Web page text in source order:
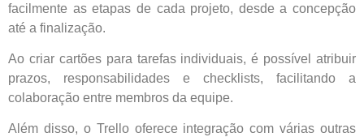
facilmente as etapas de cada projeto, desde a concepção
até a finalização.
Ao criar cartões para tarefas individuais, é possível atribuir
prazos, responsabilidades e checklists, facilitando a
colaboração entre membros da equipe.
Além disso, o Trello oferece integração com várias outras